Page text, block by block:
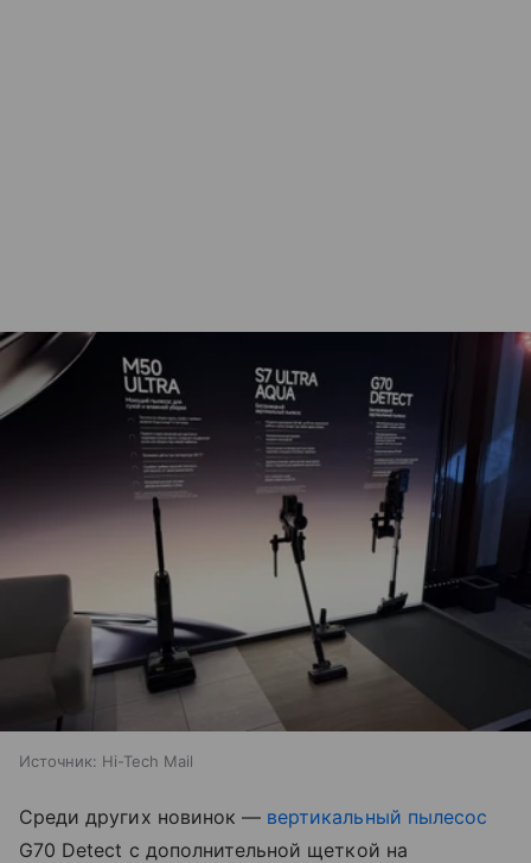
Источник: Hi-Tech Mail
Среди других новинок — вертикальный пылесос
G70 Detect с дополнительной щеткой на